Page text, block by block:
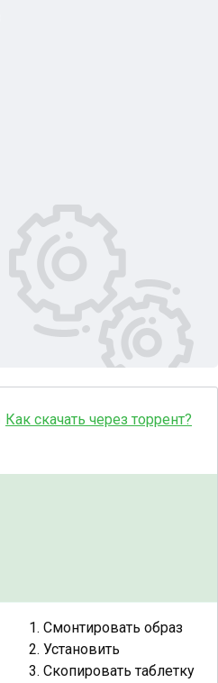
Как скачать через торрент?
1. Смонтировать образ
2. Установить
3. Скопировать таблетку